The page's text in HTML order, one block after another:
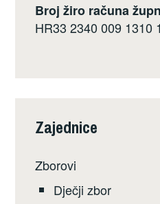
Broj žiro računa
HR33 2340 009 1310
Zajednice
Zborovi
Dječji zbor